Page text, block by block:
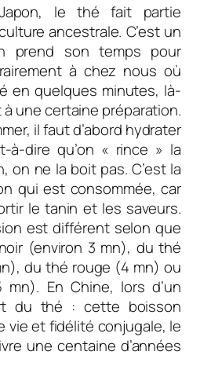
le thé fait partie
ancestrale. C’est un
prend son temps pour
à chez nous où
en quelques minutes, là-
à une certaine préparation.
il faut d’abord hydrater
à-dire qu’on « rince » la
on ne la boit pas. C’est la
qui est consommée, car
le tanin et les saveurs.
est différent selon que
(environ 3 mn), du thé
du thé rouge (4 mn) ou
En Chine, lors d’un
du thé : cette boisson
vie et fidélité conjugale, le
une centaine d’années